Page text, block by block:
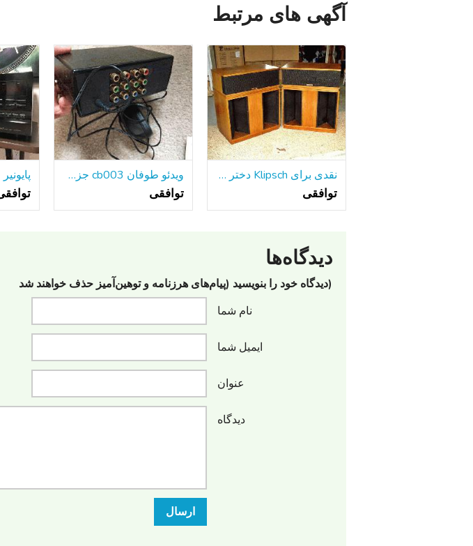
آگهی های مرتبط
نقدی برای Klipsch دختر خوشگل خود را و یا لا اسکالا
توافقی
ویدئو طوفان cb003 جزء ویدئو توزیع آمپر
توافقی
دیدگاه‌ها
(دیدگاه خود را بنویسید (پیام‌های هرزنامه‌ و توهین‌آمیز حذف خواهند شد
نام شما
ایمیل شما
عنوان
دیدگاه
ارسال